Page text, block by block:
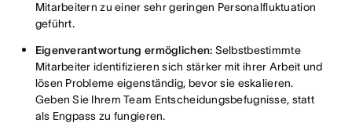
Mitarbeitern zu einer sehr geringen Personalfluktuation
geführt.
Eigenverantwortung ermöglichen: Selbstbestimmte
Mitarbeiter identifizieren sich stärker mit ihrer Arbeit und
lösen Probleme eigenständig, bevor sie eskalieren.
Geben Sie Ihrem Team Entscheidungsbefugnisse, statt
als Engpass zu fungieren.